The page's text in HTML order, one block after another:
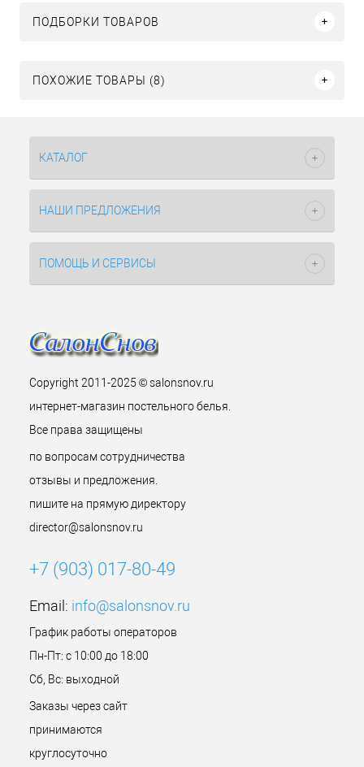
ПОДБОРКИ ТОВАРОВ
ПОХОЖИЕ ТОВАРЫ (8)
КАТАЛОГ
НАШИ ПРЕДЛОЖЕНИЯ
ПОМОЩЬ И СЕРВИСЫ
Copyright 2011-2025 © salonsnov.ru
интернет-магазин постельного белья.
Все права защищены
по вопросам сотрудничества
отзывы и предложения.
пишите на прямую директору
director@salonsnov.ru
+7 (903) 017-80-49
Email: info@salonsnov.ru
График работы операторов
Пн-Пт: с 10:00 до 18:00
Сб, Вс: выходной
Заказы через сайт
принимаются
круглосуточно